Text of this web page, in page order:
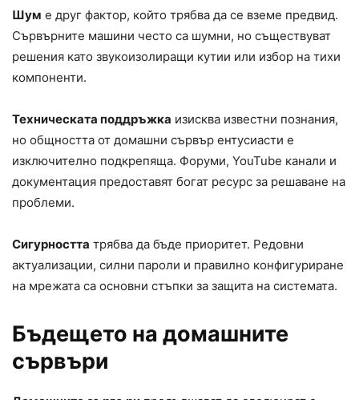
Шум е друг фактор, който трябва да се вземе предвид.
Сървърните машини често са шумни, но съществуват
решения като звукоизолиращи кутии или избор на тихи
компоненти.
Техническата поддръжка изисква известни познания,
но общността от домашни сървър ентусиасти е
изключително подкрепяща. Форуми, YouTube канали и
документация предоставят богат ресурс за решаване на
проблеми.
Сигурността трябва да бъде приоритет. Редовни
актуализации, силни пароли и правилно конфигуриране
на мрежата са основни стъпки за защита на системата.
Бъдещето на домашните
сървъри